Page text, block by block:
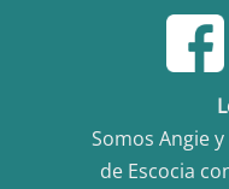
Somos Angie
de Escocia